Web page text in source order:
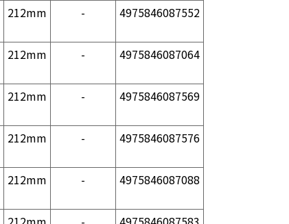
212mm - 4975846087552
212mm - 4975846087064
212mm - 4975846087569
212mm - 4975846087576
212mm - 4975846087088